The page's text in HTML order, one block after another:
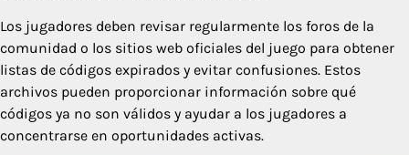
Los jugadores deben revisar regularmente los foros de la
comunidad o los sitios web oficiales del juego para obtener
listas de códigos expirados y evitar confusiones. Estos
archivos pueden proporcionar información sobre qué
códigos ya no son válidos y ayudar a los jugadores a
concentrarse en oportunidades activas.